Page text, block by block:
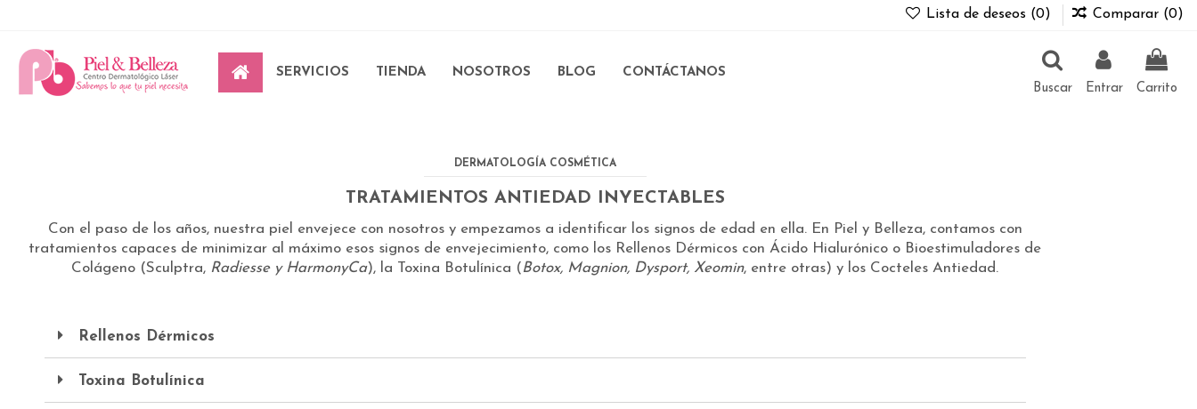
Lista de deseos (0) Comparar (0)
SERVICIOS TIENDA NOSOTROS BLOG
CONTÁCTANOS
Buscar
Entrar Carrito
Inicio Dermatología Cosmética
DERMATOLOGÍA COSMÉTICA
TRATAMIENTOS ANTIEDAD INYECTABLES
Con el paso de los años, nuestra piel envejece con nosotros y empezamos a identificar los signos de edad en ella. En Piel y Belleza, contamos con
tratamientos capaces de minimizar al máximo esos signos de envejecimiento, como los Rellenos Dérmicos con Ácido Hialurónico o Bioestimuladores de
Colágeno (Sculptra, Radiesse y HarmonyCa), la Toxina Botulínica (Botox, Magnion, Dysport, Xeomin, entre otras) y los Cocteles Antiedad.
Rellenos Dérmicos
Toxina Botulínica